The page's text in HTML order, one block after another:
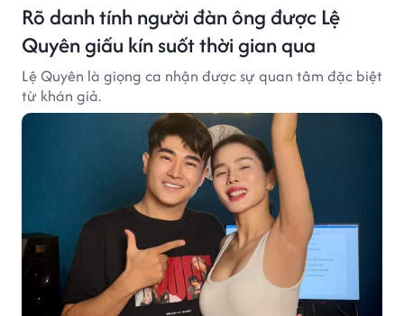
Rõ danh tính người đàn ông được Lệ
Quyên giấu kín suốt thời gian qua
Lệ Quyên là giọng ca nhận được sự quan tâm đặc biệt
từ khán giả.